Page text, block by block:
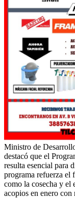
Ministro de
destacó que el
resulta esencial para
programa refuerza el
como la cosecha y el
acopios en enero